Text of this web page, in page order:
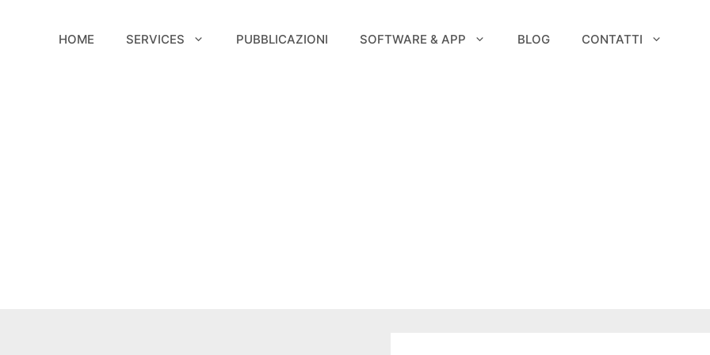
HOME SERVICES PUBBLICAZIONI SOFTWARE & APP BLOG CONTATTI